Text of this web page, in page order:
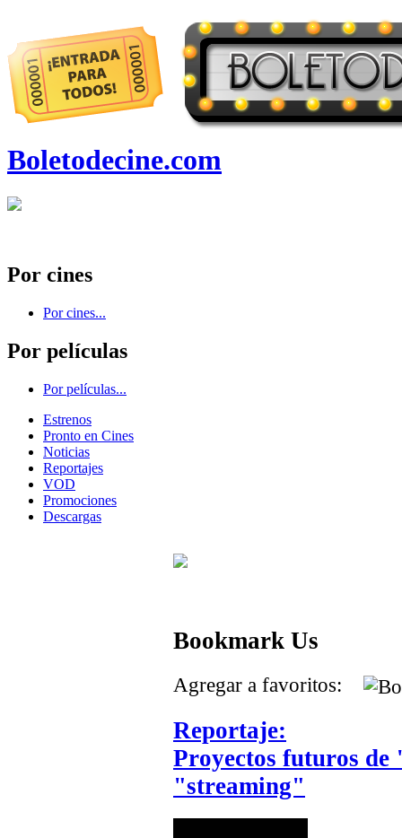
Boletodecine.com
Por cines
Por cines...
Por películas
Por películas...
Estrenos
Pronto en Cines
Noticias
Reportajes
VOD
Promociones
Descargas
Bookmark Us
Agregar a favoritos:
Reportaje:
Proyectos futuros
"streaming"